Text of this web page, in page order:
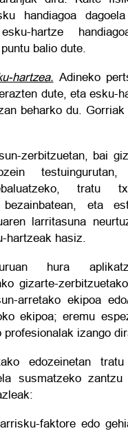
handiagoa
esku-hartze
balio dute.
hartzea. Adineko
dute, eta esku-
beharko du.
zerbitzuetan, bai
testuingurutan,
tratu
eta
larritasuna
hartzeak hasiz.
hura
gizarte-
arretako ekipoa
ekipoa; eremu
izango
edozeinetan
susmatzeko zantzu
faktore edo